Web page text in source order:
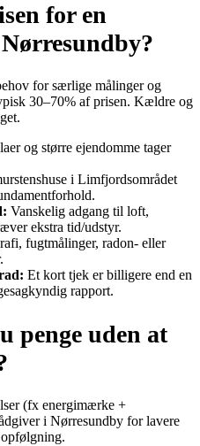
for en
for særlige målinger og
30–70% af prisen. Kældre og
og større ejendomme tager
i Limfjordsområdet
Vanskelig adgang til loft,
ekstra tid/udstyr.
fugtmålinger, radon- eller
Et kort tjek er billigere end en
rapport.
penge uden at
(fx energimærke +
i Nørresundby for lavere